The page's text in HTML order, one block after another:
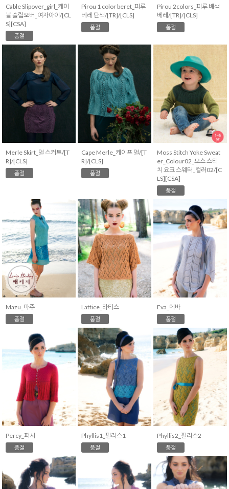
Cable Slipover_girl_케이
블 슬립오버_여자아이/[CL
S][CSA]
품절
Pirou 1 color beret_피루
베레 단색/[TR]/[CLS]
품절
Pirou 2colors_피루 배색
베레/[TR]/[CLS]
품절
Merle Skirt_멀 스커트/[T
R]/[CLS]
품절
Cape Merle_케이프 멀/[T
R]/[CLS]
품절
Moss Stitch Yoke Sweat
er_Colour02_모스 스티
치 요크 스웨터_컬러02/[C
LS][CSA]
품절
Mazu_마주
품절
Lattice_라티스
품절
Eva_에바
품절
Percy_퍼시
품절
Phyllis1_필리스1
품절
Phyllis2_필리스2
품절